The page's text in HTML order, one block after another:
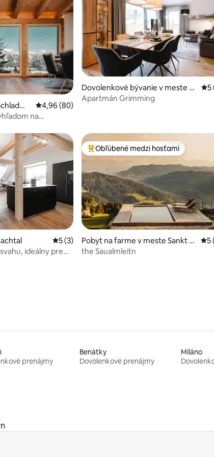
hodnotení: 52
Priemerné ohodnotenie 4,96 z 5, počet hodnotení:
4,96 (80)
na
Dovolenkové bývanie v meste Ta
uplitz
5
Apartmán Grimming
hodnotení: 61Priemerné ohodnotenie 5 z 5, počet
5 (3)
ideálny pre
Najobľúbenejšie medzi hosťami
Obľúbené medzi hosťami
Pobyt na farme v meste Sankt O
swald
5
the Saualmleitn
prenájmy
Benátky
Dovolenkové prenájmy
Miláno